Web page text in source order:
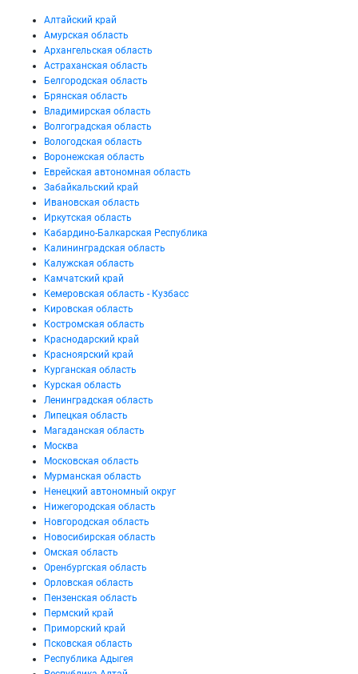
Алтайский край
Амурская область
Архангельская область
Астраханская область
Белгородская область
Брянская область
Владимирская область
Волгоградская область
Вологодская область
Воронежская область
Еврейская автономная область
Забайкальский край
Ивановская область
Иркутская область
Кабардино-Балкарская Республика
Калининградская область
Калужская область
Камчатский край
Кемеровская область - Кузбасс
Кировская область
Костромская область
Краснодарский край
Красноярский край
Курганская область
Курская область
Ленинградская область
Липецкая область
Магаданская область
Москва
Московская область
Мурманская область
Ненецкий автономный округ
Нижегородская область
Новгородская область
Новосибирская область
Омская область
Оренбургская область
Орловская область
Пензенская область
Пермский край
Приморский край
Псковская область
Республика Адыгея